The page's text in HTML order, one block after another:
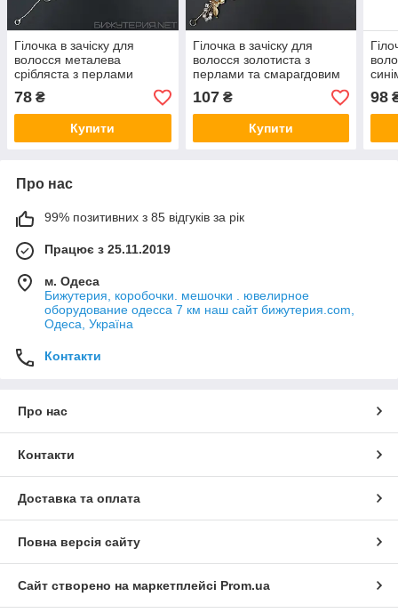
Гілочка в зачіску для
волосся металева
срібляста з перлами
ромашка пелюстки 28 см
із двома неведимками
78 ₴
Купити
Гілочка в зачіску для
волосся золотиста з
перлами та смарагдовим
камінням квіточки 28 см із
двома неведимками
107₴
Купити
98
Про нас
99% позитивних з 85 відгуків за рік
Працює з 25.11.2019
м. Одеса
Бижутерия, коробочки. мешочки . ювелирное
оборудование одесса 7 км наш сайт бижутерия.com,
Одеса, Україна
Контакти
Про нас
Контакти
Доставка та оплата
Повна версія сайту
Сайт створено на маркетплейсі Prom.ua